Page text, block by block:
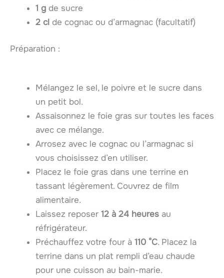
1 g de sucre
2 cl de cognac ou d’armagnac (facultatif)
Préparation :
Mélangez le sel, le poivre et le sucre dans
un petit bol.
Assaisonnez le foie gras sur toutes les faces
avec ce mélange.
Arrosez avec le cognac ou l’armagnac si
vous choisissez d’en utiliser.
Placez le foie gras dans une terrine en
tassant légèrement. Couvrez de film
alimentaire.
Laissez reposer 12 à 24 heures au
réfrigérateur.
Préchauffez votre four à 110 °C. Placez la
terrine dans un plat rempli d’eau chaude
pour une cuisson au bain-marie.